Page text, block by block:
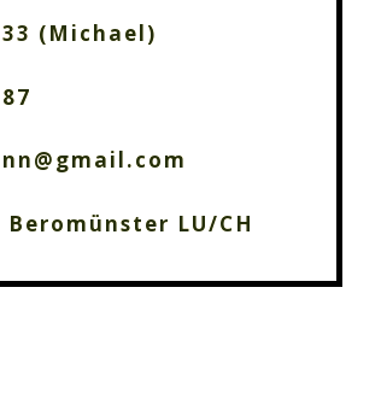
33 (Michael)
Beromünster LU/CH